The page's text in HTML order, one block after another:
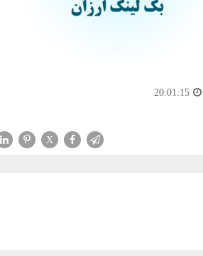
20:01:15
X